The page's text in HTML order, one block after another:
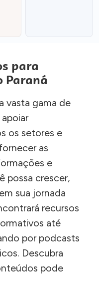
para
Paraná
vasta gama de
os setores e
as
e
possa crescer,
sua jornada
recursos
até
por podcasts
Descubra
pode